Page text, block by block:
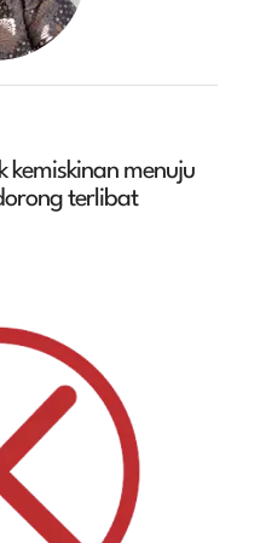
kemiskinan menuju
terlibat